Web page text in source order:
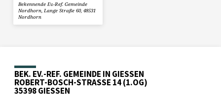
Bekennende Ev.-Ref. Gemeinde
Nordhorn, Lange Straße 60, 48531
Nordhorn
BEK. EV.-REF. GEMEINDE IN GIESSEN
ROBERT-BOSCH-STRASSE 14 (1.OG)
35398 GIESSEN